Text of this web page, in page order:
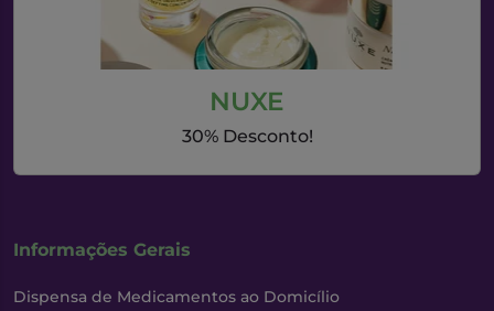
NUXE
30% Desconto!
Informações Gerais
Dispensa de Medicamentos ao Domicílio